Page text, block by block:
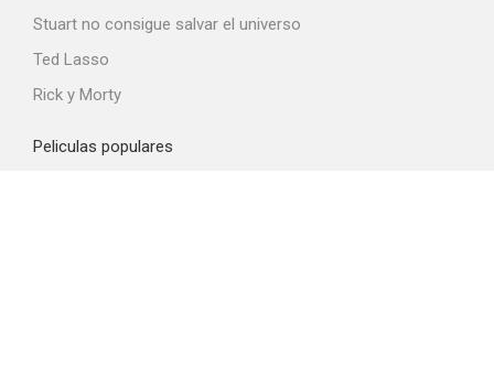
Stuart no consigue salvar el universo
Ted Lasso
Rick y Morty
Peliculas populares